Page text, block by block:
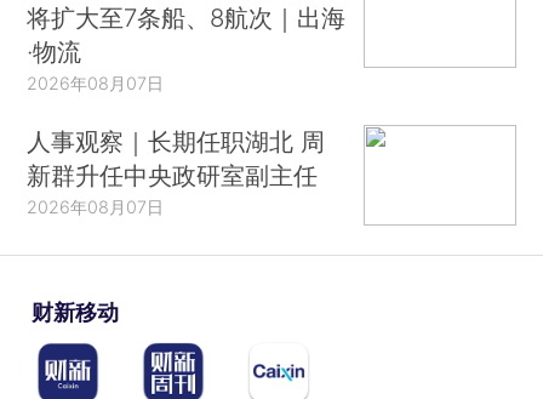
将扩大至7条船、8航次｜出海
·物流
2026年08月07日
人事观察｜长期任职湖北 周
新群升任中央政研室副主任
2026年08月07日
财新移动